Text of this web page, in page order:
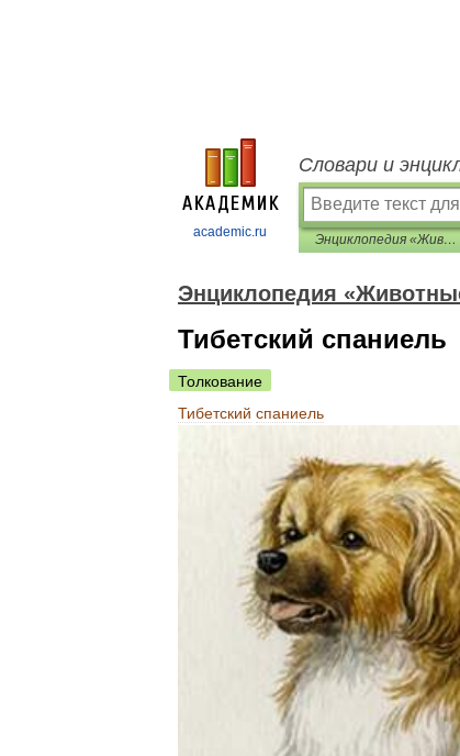
academic.ru
Словари и
Энциклопедия «Животные в доме»
Энциклопедия
Тибетский спаниель
Толкование
Тибетский спаниель